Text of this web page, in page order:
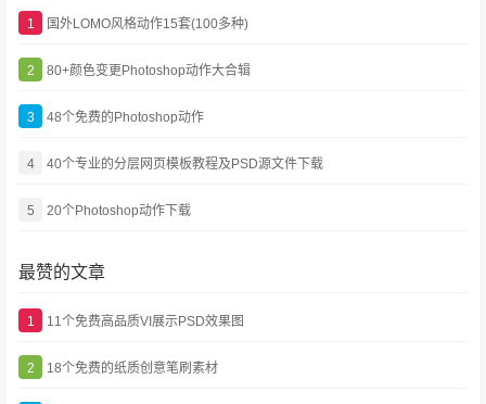
1 国外LOMO风格动作15套(100多种)
2 80+颜色变更Photoshop动作大合辑
3 48个免费的Photoshop动作
4 40个专业的分层网页模板教程及PSD源文件下载
5 20个Photoshop动作下载
最赞的文章
1 11个免费高品质VI展示PSD效果图
2 18个免费的纸质创意笔刷素材